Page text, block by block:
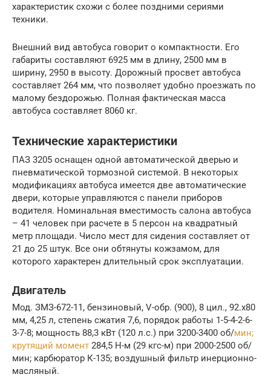
характеристик схожи с более поздними сериями
техники.
Внешний вид автобуса говорит о компактности. Его
габариты составляют 6925 мм в длину, 2500 мм в
ширину, 2950 в высоту. Дорожный просвет автобуса
составляет 264 мм, что позволяет удобно проезжать по
малому бездорожью. Полная фактическая масса
автобуса составляет 8060 кг.
Технические характеристики
ПАЗ 3205 оснащен одной автоматической дверью и
пневматической тормозной системой. В некоторых
модификациях автобуса имеется две автоматические
двери, которые управляются с панели приборов
водителя. Номинальная вместимость салона автобуса
– 41 человек при расчете в 5 персон на квадратный
метр площади. Число мест для сидения составляет от
21 до 25 штук. Все они обтянуты кожзамом, для
которого характерен длительный срок эксплуатации.
Двигатель
Мод. ЗМЗ-672-11, бензиновый, V-обр. (900), 8 цил., 92.х80
мм, 4,25 л, степень сжатия 7,6, порядок работы 1-5-4-2-6-
3-7-8; мощность 88,3 кВт (120 л.с.) при 3200-3400 об/мин;
крутящий момент 284,5 Н-м (29 кгс-м) при 2000-2500 об/
мин; карбюратор К-135; воздушный фильтр инерционно-
масляный.